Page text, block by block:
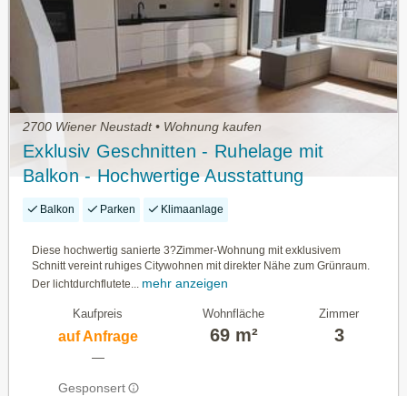
2700 Wiener Neustadt • Wohnung kaufen
Exklusiv Geschnitten - Ruhelage mit
Balkon - Hochwertige Ausstattung
Balkon Parken Klimaanlage
Diese hochwertig sanierte 3?Zimmer-Wohnung mit exklusivem
Schnitt vereint ruhiges Citywohnen mit direkter Nähe zum Grünraum.
Der lichtdurchflutete... mehr anzeigen
Kaufpreis
auf Anfrage
—
Gesponsert
Wohnfläche
69 m²
Zimmer
3